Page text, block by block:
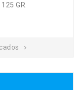
GR.
